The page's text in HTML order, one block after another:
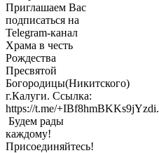
Приглашаем Вас
подписаться на
Telegram-канал
Храма в честь
Рождества
Пресвятой
Богородицы(Никитского)
г.Калуги. Ссылка:
https://t.me/+IBf8hmBKKs9jYzdi.
Будем рады
каждому!
Присоединяйтесь!